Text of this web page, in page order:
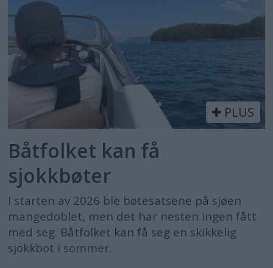
PLUS
Båtfolket kan få
sjokkbøter
I starten av 2026 ble bøtesatsene på sjøen
mangedoblet, men det har nesten ingen fått
med seg. Båtfolket kan få seg en skikkelig
sjokkbot i sommer.